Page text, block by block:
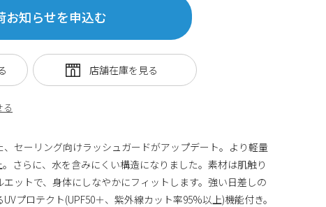
お知らせを申込む
る
セーリング向けラッシュガードがアップデート。より軽量
さらに、水を含みにくい構造になりました。素材は肌触り
ットで、身体にしなやかにフィットします。強い日差しの
プロテクト(UPF50＋、紫外線カット率95%以上)機能付き。